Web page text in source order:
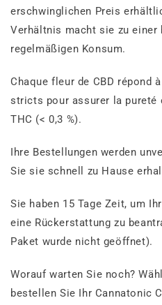
erschwinglichen Preis
Verhältnis macht sie zu einer
regelmäßigen Konsum.
Chaque fleur de CBD répond
stricts pour assurer la pureté
THC (< 0,3 %).
Ihre Bestellungen werden
Sie sie schnell zu Hause
Sie haben 15 Tage Zeit, um
eine Rückerstattung zu
Paket wurde nicht geöffnet).
Worauf warten Sie noch?
bestellen Sie Ihr Cannatonic